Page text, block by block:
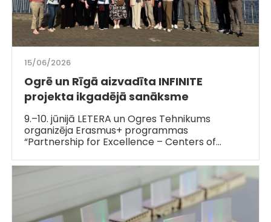
15/06/2026
Ogrē un Rīgā aizvadīta INFINITE
projekta ikgadējā sanāksme
9.–10. jūnijā LETERA un Ogres Tehnikums
organizēja Erasmus+ programmas
“Partnership for Excellence – Centers of…